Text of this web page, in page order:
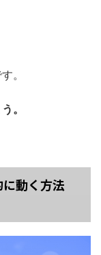
。
。
に動く方法